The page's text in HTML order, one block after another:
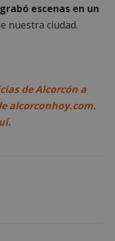
escenas en un
nuestra ciudad.
de Alcorcón a
alcorconhoy.com.
Proveedor/